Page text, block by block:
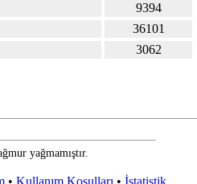
9394
36101
3062
yağmamıştır.
• Kullanım Koşulları • İstatistik